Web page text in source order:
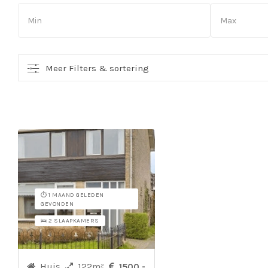
Meer Filters & sortering
⏱️ 1 MAAND GELEDEN
GEVONDEN
🛌 2 SLAAPKAMERS